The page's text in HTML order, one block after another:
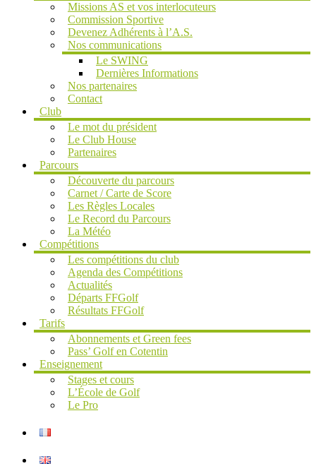
Missions AS et vos interlocuteurs
Commission Sportive
Devenez Adhérents à l’A.S.
Nos communications
Le SWING
Dernières Informations
Nos partenaires
Contact
Club
Le mot du président
Le Club House
Partenaires
Parcours
Découverte du parcours
Carnet / Carte de Score
Les Règles Locales
Le Record du Parcours
La Météo
Compétitions
Les compétitions du club
Agenda des Compétitions
Actualités
Départs FFGolf
Résultats FFGolf
Tarifs
Abonnements et Green fees
Pass’ Golf en Cotentin
Enseignement
Stages et cours
L’École de Golf
Le Pro